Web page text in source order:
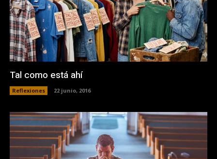
Tal como está ahí
Reflexiones 22 junio, 2016